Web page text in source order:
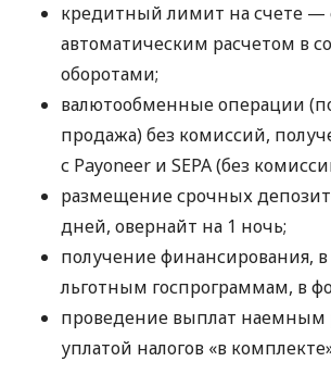
кредитный лимит на счете —
автоматическим расчетом в
оборотами;
валютообменные операции
продажа) без комиссий,
с Payoneer и SEPA (без
размещение срочных
дней, овернайт на 1 ночь;
получение финансирования,
льготным госпрограммам, в
проведение выплат наемным
уплатой налогов «в